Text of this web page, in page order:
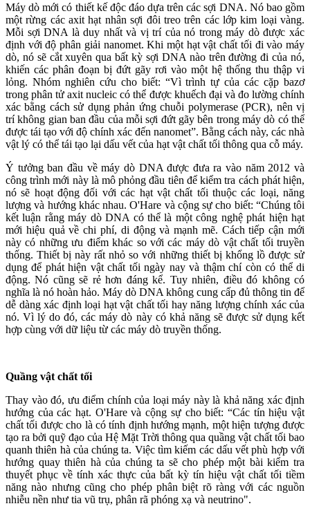
Máy dò mới có thiết kế độc đáo dựa trên các sợi DNA. Nó bao gồm
một rừng các axit hạt nhân sợi đôi treo trên các lớp kim loại vàng.
Mỗi sợi DNA là duy nhất và vị trí của nó trong máy dò được xác
định với độ phân giải nanomet. Khi một hạt vật chất tối đi vào máy
dò, nó sẽ cắt xuyên qua bất kỳ sợi DNA nào trên đường đi của nó,
khiến các phân đoạn bị đứt gãy rơi vào một hệ thống thu thập vi
lỏng. Nhóm nghiên cứu cho biết: “Vì trình tự của các cặp bazơ
trong phân tử axit nucleic có thể được khuếch đại và đo lường chính
xác bằng cách sử dụng phản ứng chuỗi polymerase (PCR), nên vị
trí không gian ban đầu của mỗi sợi đứt gãy bên trong máy dò có thể
được tái tạo với độ chính xác đến nanomet”. Bằng cách này, các nhà
vật lý có thể tái tạo lại dấu vết của hạt vật chất tối thông qua cỗ máy.
Ý tưởng ban đầu về máy dò DNA được đưa ra vào năm 2012 và
công trình mới này là mô phỏng đầu tiên để kiểm tra cách phát hiện,
nó sẽ hoạt động đối với các hạt vật chất tối thuộc các loại, năng
lượng và hướng khác nhau. O'Hare và cộng sự cho biết: “Chúng tôi
kết luận rằng máy dò DNA có thể là một công nghệ phát hiện hạt
mới hiệu quả về chi phí, di động và mạnh mẽ. Cách tiếp cận mới
này có những ưu điểm khác so với các máy dò vật chất tối truyền
thống. Thiết bị này rất nhỏ so với những thiết bị khổng lồ được sử
dụng để phát hiện vật chất tối ngày nay và thậm chí còn có thể di
động. Nó cũng sẽ rẻ hơn đáng kể. Tuy nhiên, điều đó không có
nghĩa là nó hoàn hảo. Máy dò DNA không cung cấp đủ thông tin để
dễ dàng xác định loại hạt vật chất tối hay năng lượng chính xác của
nó. Vì lý do đó, các máy dò này có khả năng sẽ được sử dụng kết
hợp cùng với dữ liệu từ các máy dò truyền thống.
Quầng vật chất tối
Thay vào đó, ưu điểm chính của loại máy này là khả năng xác định
hướng của các hạt. O'Hare và cộng sự cho biết: “Các tín hiệu vật
chất tối được cho là có tính định hướng mạnh, một hiện tượng được
tạo ra bởi quỹ đạo của Hệ Mặt Trời thông qua quầng vật chất tối bao
quanh thiên hà của chúng ta. Việc tìm kiếm các dấu vết phù hợp với
hướng quay thiên hà của chúng ta sẽ cho phép một bài kiểm tra
thuyết phục về tính xác thực của bất kỳ tín hiệu vật chất tối tiềm
năng nào nhưng cũng cho phép phân biệt rõ ràng với các nguồn
nhiễu nền như tia vũ trụ, phân rã phóng xạ và neutrino".